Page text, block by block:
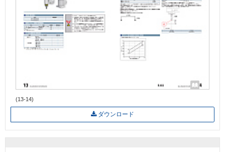
(13-14)
ダウンロード